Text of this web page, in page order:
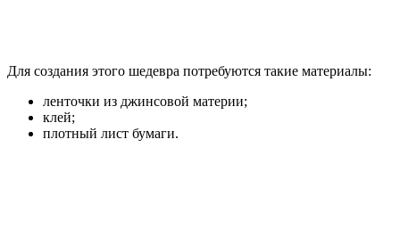
Для создания этого шедевра потребуются такие материалы:
ленточки из джинсовой материи;
клей;
плотный лист бумаги.